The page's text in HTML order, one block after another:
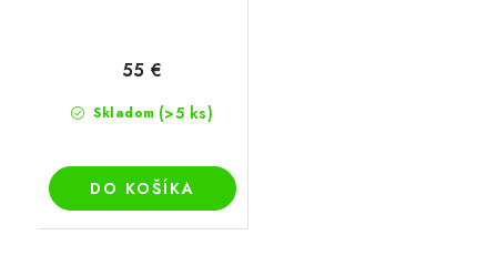
Skladom (>5 ks)
55 €
DO KOŠÍKA